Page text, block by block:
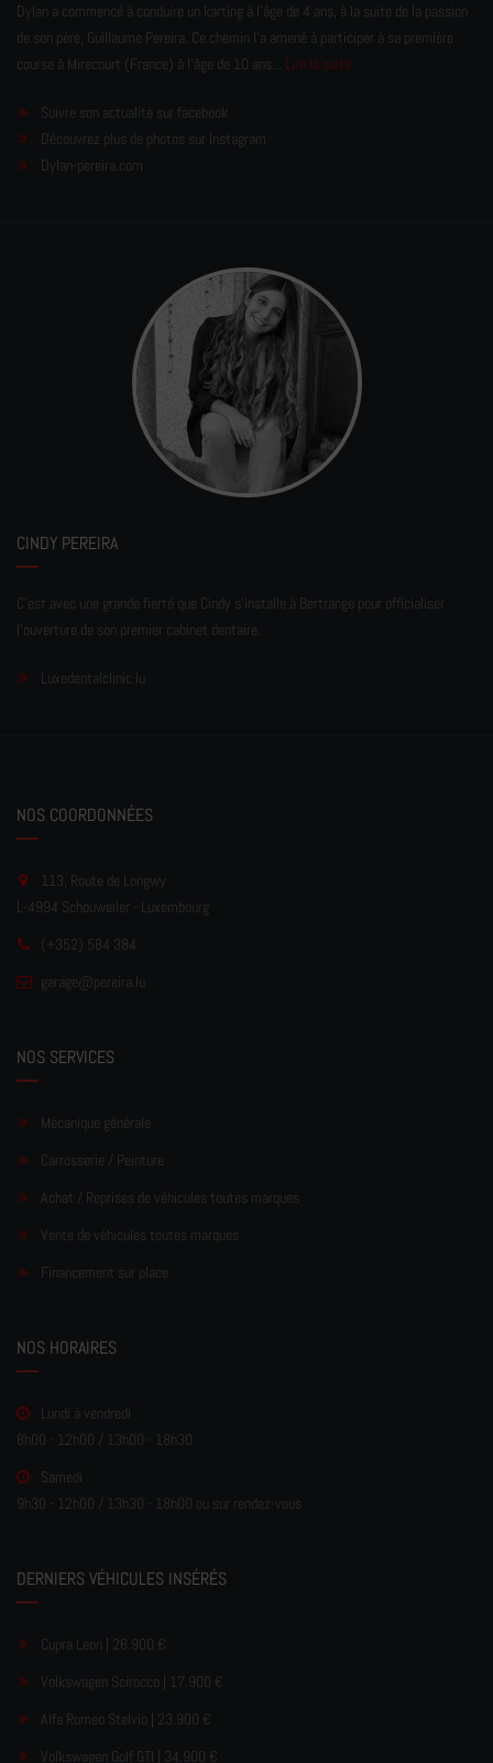
Dylan a commencé à conduire un karting à l’âge de 4 ans, à la suite de la passion
de son père, Guillaume Pereira. Ce chemin l'a amené à participer à sa première
course à Mirecourt (France) à l'âge de 10 ans... Lire la suite
Suivre son actualité sur facebook
Découvrez plus de photos sur Instagram
Dylan-pereira.com
CINDY PEREIRA
C'est avec une grande fierté que Cindy s'installe à Bertrange pour officialiser
l'ouverture de son premier cabinet dentaire.
Luxedentalclinic.lu
NOS COORDONNÉES
113, Route de Longwy
L-4994 Schouweiler - Luxembourg
(+352) 584 384
garage@pereira.lu
NOS SERVICES
Mécanique générale
Carrosserie / Peinture
Achat / Reprises de véhicules toutes marques
Vente de véhicules toutes marques
Financement sur place
NOS HORAIRES
Lundi à vendredi
8h00 - 12h00 / 13h00 - 18h30
Samedi
9h30 - 12h00 / 13h30 - 18h00 ou sur rendez-vous
DERNIERS VÉHICULES INSÉRÉS
Cupra Leon | 26.900 €
Volkswagen Scirocco | 17.900 €
Alfa Romeo Stelvio | 23.900 €
Volkswagen Golf GTI | 34.900 €